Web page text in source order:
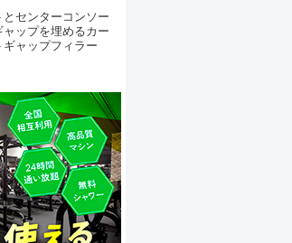
とセンターコンソー
ャップを埋めるカー
ギャップフィラー